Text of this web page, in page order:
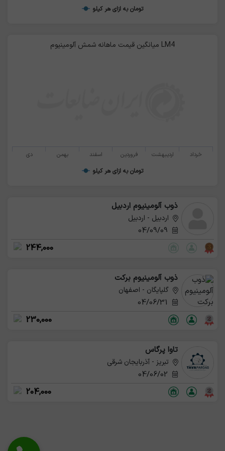
كه ماشينكاري آن نسبتاً دشوار تر است
تومان به ازای هر کیلو
میانگین قیمت ماهانه شمش آلومینیوم LM4
تومان به ازای هر کیلو
دی بهمن اسفند فروردین اردیبهشت خرداد
ذوب آلومینیوم اردبیل
اردبیل - اردبیل
244,000
ذوب آلومینیوم برکت
گلپایگان - اصفهان
230,000
تاوا پرگاس
تبریز - آذربایجان شرقی
204,000